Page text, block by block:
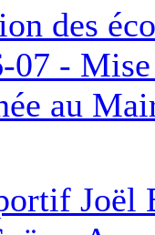
des
07 -
au
Joël